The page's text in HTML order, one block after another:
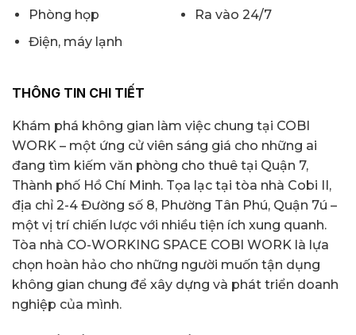
Phòng họp
Ra vào 24/7
Điện, máy lạnh
THÔNG TIN CHI TIẾT
Khám phá không gian làm việc chung tại COBI
WORK – một ứng cử viên sáng giá cho những ai
đang tìm kiếm văn phòng cho thuê tại Quận 7,
Thành phố Hồ Chí Minh. Tọa lạc tại tòa nhà Cobi II,
địa chỉ 2-4 Đường số 8, Phường Tân Phú, Quận 7ú –
một vị trí chiến lược với nhiều tiện ích xung quanh.
Tòa nhà CO-WORKING SPACE COBI WORK là lựa
chọn hoàn hảo cho những người muốn tận dụng
không gian chung để xây dựng và phát triển doanh
nghiệp của mình.